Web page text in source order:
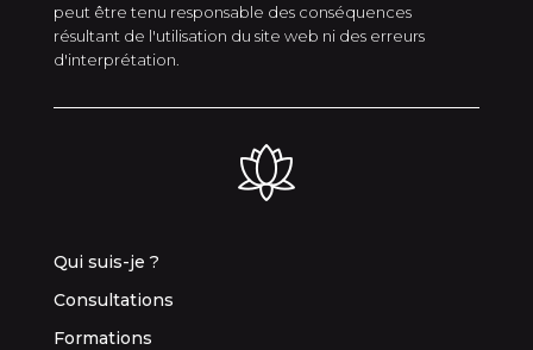
peut être tenu responsable des conséquences
résultant de l'utilisation du site web ni des erreurs
d'interprétation.
Qui suis-je ?
Consultations
Formations